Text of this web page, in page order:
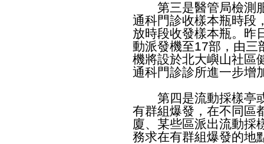
第三是醫管局檢測服
通科門診收樣本瓶時段
放時段收發樣本瓶。昨
動派發機至17部，由三
機將設於北大嶼山社區
通科門診診所進一步增
第四是流動採樣亭或
有群組爆發，在不同區
廈、某些區派出流動採
務求在有群組爆發的地